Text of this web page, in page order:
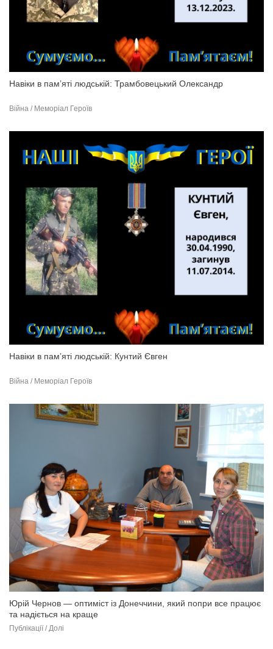
Навіки в пам’яті людській: Трамбовецький Олександр
Війна / Меморіал Героїв
Навіки в пам’яті людській: Кунтий Євген
Війна / Меморіал Героїв
Юрій Чернов — оптиміст із Донеччини, який попри все працює
та надіється на краще
Публікації / Долі